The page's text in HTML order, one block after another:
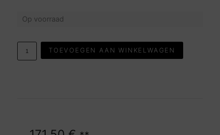
Op voorraad
TOEVOEGEN AAN WINKELWAGEN